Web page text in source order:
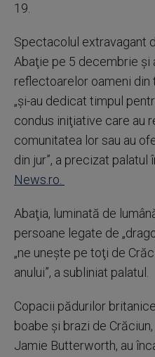
19.
Spectacolul extravagant
Abaţie pe 5 decembrie şi
reflectoarelor oameni
„şi-au dedicat timpul
condus iniţiative care au
comunitatea lor sau au
din jur”, a precizat
News.ro.
Abaţia, luminată de
persoane legate de
„ne uneşte pe toţi de
anului”, a subliniat palatul.
Copacii pădurilor
boabe şi brazi de
Jamie Butterworth, au